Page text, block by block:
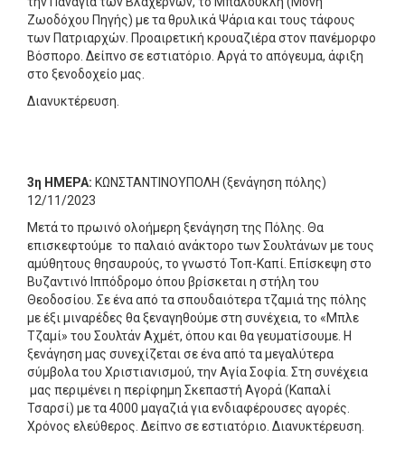
Ζωοδόχου Πηγής) με τα θρυλικά Ψάρια και τους τάφους
των Πατριαρχών. Προαιρετική κρουαζιέρα στον πανέμορφο
Βόσπορο. Δείπνο σε εστιατόριο. Αργά το απόγευμα, άφιξη
στο ξενοδοχείο μας.
Διανυκτέρευση.
3η ΗΜΕΡΑ: ΚΩΝΣΤΑΝΤΙΝΟΥΠΟΛΗ (ξενάγηση πόλης)
12/11/2023
Μετά το πρωινό ολοήμερη ξενάγηση της Πόλης. Θα
επισκεφτούμε το παλαιό ανάκτορο των Σουλτάνων με τους
αμύθητους θησαυρούς, το γνωστό Τοπ-Καπί. Επίσκεψη στο
Βυζαντινό Ιππόδρομο όπου βρίσκεται η στήλη του
Θεοδοσίου. Σε ένα από τα σπουδαιότερα τζαμιά της πόλης
με έξι μιναρέδες θα ξεναγηθούμε στη συνέχεια, το «Μπλε
Τζαμί» του Σουλτάν Αχμέτ, όπου και θα γευματίσουμε. Η
ξενάγηση μας συνεχίζεται σε ένα από τα μεγαλύτερα
σύμβολα του Χριστιανισμού, την Αγία Σοφία. Στη συνέχεια
μας περιμένει η περίφημη Σκεπαστή Αγορά (Καπαλί
Τσαρσί) με τα 4000 μαγαζιά για ενδιαφέρουσες αγορές.
Χρόνος ελεύθερος. Δείπνο σε εστιατόριο. Διανυκτέρευση.